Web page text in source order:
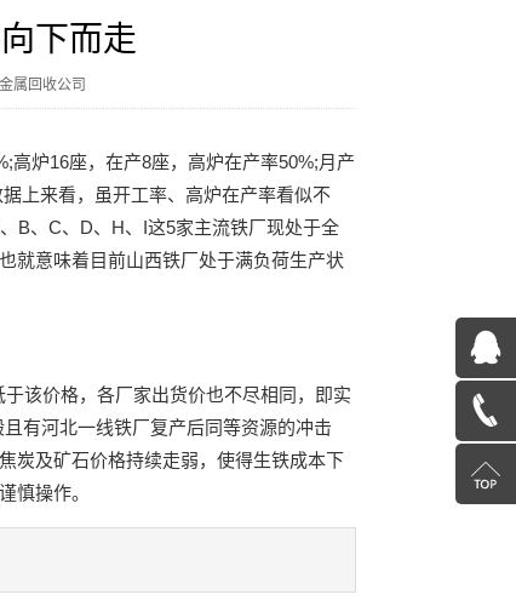
下而走
属回收公司
高炉16座，在产8座，高炉在产率50%;月产
上来看，虽开工率、高炉在产率看似不
B、C、D、H、I这5家主流铁厂现处于全
就意味着目前山西铁厂处于满负荷生产状
该价格，各厂家出货价也不尽相同，即实
有河北一线铁厂复产后同等资源的冲击
炭及矿石价格持续走弱，使得生铁成本下
慎操作。
13585078600